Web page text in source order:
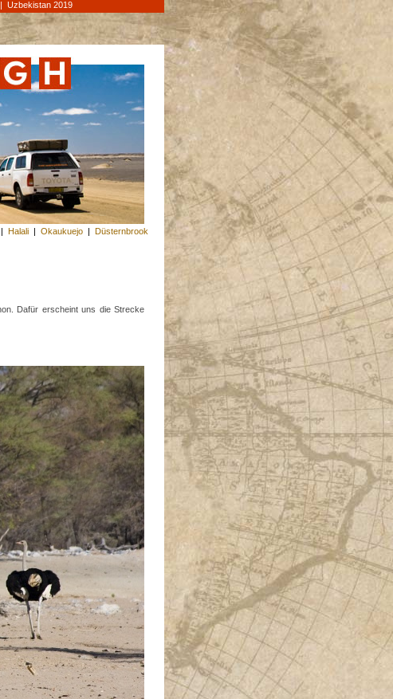
| Uzbekistan 2019
Halali| Okaukuejo| Düsternbrook
Dafür erscheint uns die Strecke